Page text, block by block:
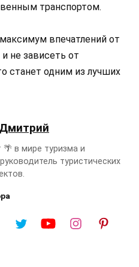
транспортом.
впечатлений от
не зависеть от
станет одним из лучших
🌴 в мире туризма и
туристических